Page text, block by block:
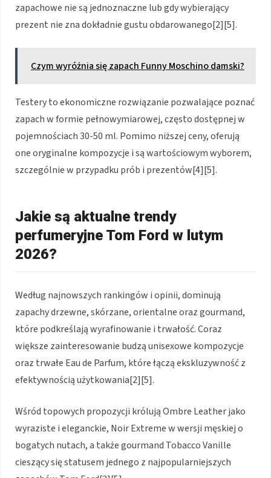
zapachowe nie są jednoznaczne lub gdy wybierający
prezent nie zna dokładnie gustu obdarowanego[2][5].
Czym wyróżnia się zapach Funny Moschino damski?
Testery to ekonomiczne rozwiązanie pozwalające poznać
zapach w formie pełnowymiarowej, często dostępnej w
pojemnościach 30-50 ml. Pomimo niższej ceny, oferują
one oryginalne kompozycje i są wartościowym wyborem,
szczególnie w przypadku prób i prezentów[4][5].
Jakie są aktualne trendy
perfumeryjne Tom Ford w lutym
2026?
Według najnowszych rankingów i opinii, dominują
zapachy drzewne, skórzane, orientalne oraz gourmand,
które podkreślają wyrafinowanie i trwałość. Coraz
większe zainteresowanie budzą unisexowe kompozycje
oraz trwałe Eau de Parfum, które łączą ekskluzywność z
efektywnością użytkowania[2][5].
Wśród topowych propozycji królują Ombre Leather jako
wyraziste i eleganckie, Noir Extreme w wersji męskiej o
bogatych nutach, a także gourmand Tobacco Vanille
cieszący się statusem jednego z najpopularniejszych